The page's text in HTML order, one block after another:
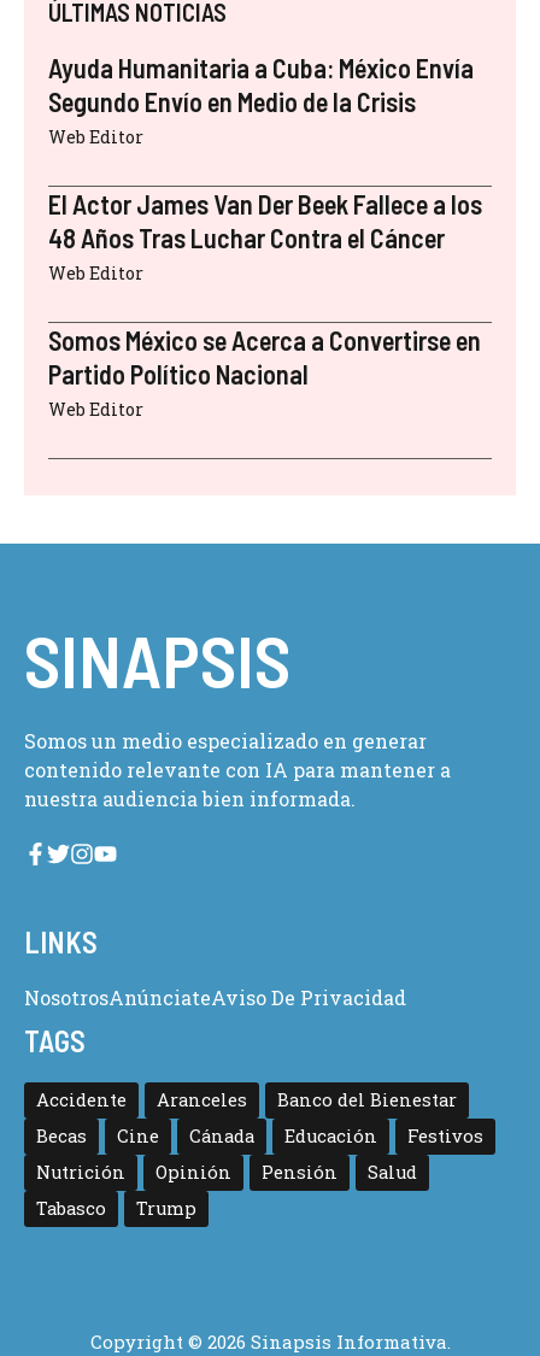
ÚLTIMAS NOTICIAS
Ayuda Humanitaria a Cuba: México Envía
Segundo Envío en Medio de la Crisis
Web Editor
El Actor James Van Der Beek Fallece a los
48 Años Tras Luchar Contra el Cáncer
Web Editor
Somos México se Acerca a Convertirse en
Partido Político Nacional
Web Editor
SINAPSIS
Somos un medio especializado en generar
contenido relevante con IA para mantener a
nuestra audiencia bien informada.
LINKS
NosotrosAnúnciateAviso De Privacidad
TAGS
Accidente Aranceles
Banco del Bienestar
Becas
Cine Cánada Educación
Festivos
Nutrición
Opinión Pensión
Salud
Tabasco
Trump
Copyright © 2026 Sinapsis Informativa.